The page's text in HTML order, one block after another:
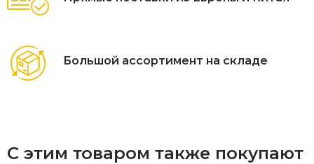
Большой ассортимент на складе
С этим товаром также покупают